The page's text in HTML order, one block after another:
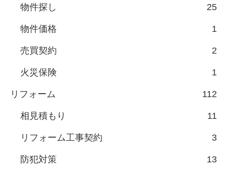
物件探し 25
物件価格 1
売買契約 2
火災保険 1
リフォーム 112
相見積もり 11
リフォーム工事契約 3
防犯対策 13